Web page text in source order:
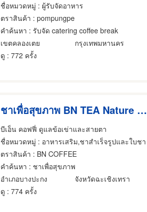
ชื่อหมวดหมู่ : ผู้รับจัดอาหาร
ตราสินค้า : pompungpe
คำค้นหา : รับจัด catering coffee break
เขตคลองเตย
กรุงเทพมหานคร
ดู : 772 ครั้ง
ชาเพื่อสุขภาพ BN TEA Nature Plus
บีเอ็น คอฟฟี่ ดูแลข้อเข่าและสายตา
ชื่อหมวดหมู่ : อาหารเสริม,ชาสำเร็จรูปและใบชา
ตราสินค้า : BN COFFEE
คำค้นหา : ชาเพื่อสุขภาพ
อำเภอบางปะกง
จังหวัดฉะเชิงเทรา
ดู : 774 ครั้ง